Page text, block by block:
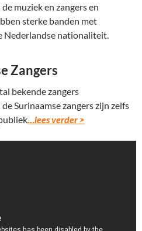
muziek en zangers en
sterke banden met
Nederlandse nationaliteit.
Zangers
bekende zangers
Surinaamse zangers zijn zelfs
…lees verder >